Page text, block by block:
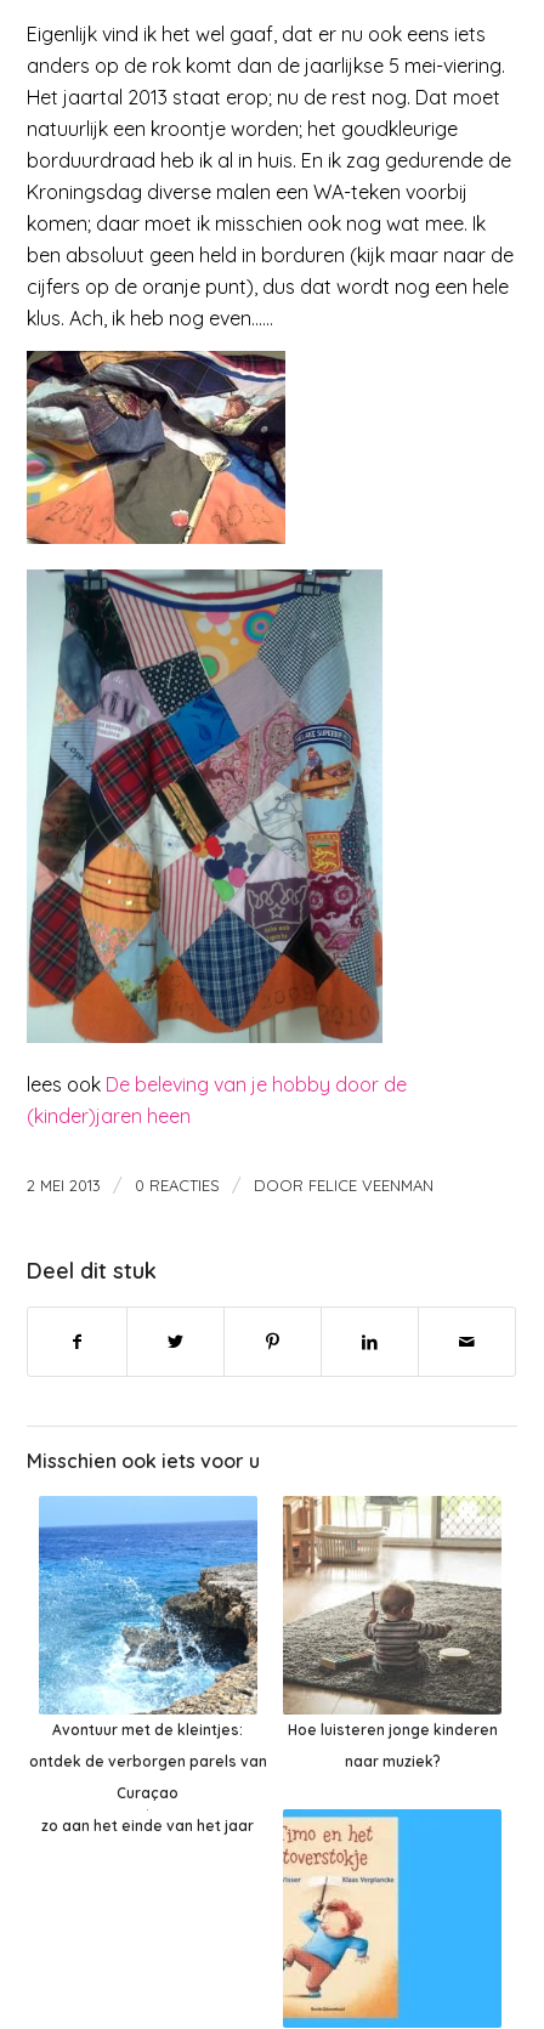
Eigenlijk vind ik het wel gaaf, dat er nu ook eens iets
anders op de rok komt dan de jaarlijkse 5 mei-viering.
Het jaartal 2013 staat erop; nu de rest nog. Dat moet
natuurlijk een kroontje worden; het goudkleurige
borduurdraad heb ik al in huis. En ik zag gedurende de
Kroningsdag diverse malen een WA-teken voorbij
komen; daar moet ik misschien ook nog wat mee. Ik
ben absoluut geen held in borduren (kijk maar naar de
cijfers op de oranje punt), dus dat wordt nog een hele
klus. Ach, ik heb nog even……
lees ook De beleving van je hobby door de
(kinder)jaren heen
2 MEI 2013 / 0 REACTIES / DOOR FELICE VEENMAN
Deel dit stuk
Misschien ook iets voor u
Avontuur met de kleintjes:
ontdek de verborgen parels van
Curaçao
Hoe luisteren jonge kinderen
naar muziek?
zo aan het einde van het jaar